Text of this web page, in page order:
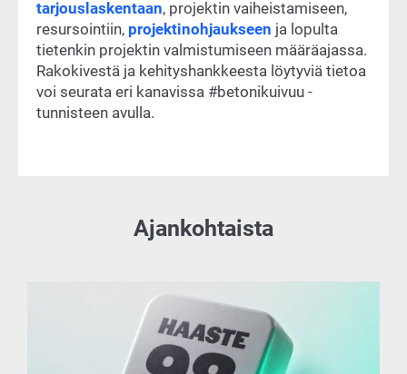
tarjouslaskentaan, projektin vaiheistamiseen,
resursointiin, projektinohjaukseen ja lopulta
tietenkin projektin valmistumiseen määräajassa.
Rakokivestä ja kehityshankkeesta löytyviä tietoa
voi seurata eri kanavissa #betonikuivuu -
tunnisteen avulla.
Ajankohtaista